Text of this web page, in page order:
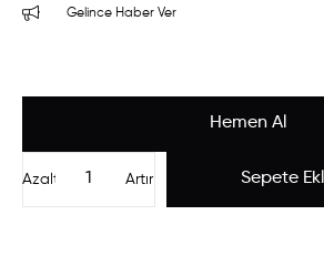
Gelince Haber Ver
Artır
Azalt